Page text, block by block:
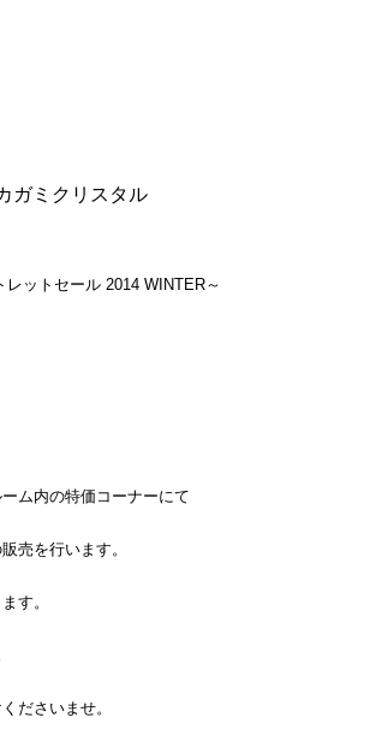
ガミクリスタル
ットセール 2014 WINTER～
ム内の特価コーナーにて
売を行います。
す。
ださいませ。